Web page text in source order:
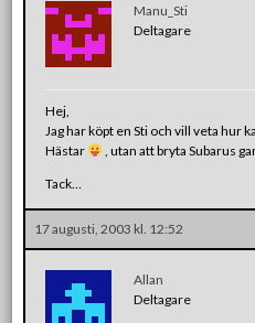
Manu_Sti
Deltagare
Hej,
Jag har köpt en Sti och vill veta
Hästar
, utan att bryta Subarus
Tack…
17 augusti, 2003 kl. 12:52
Allan
Deltagare